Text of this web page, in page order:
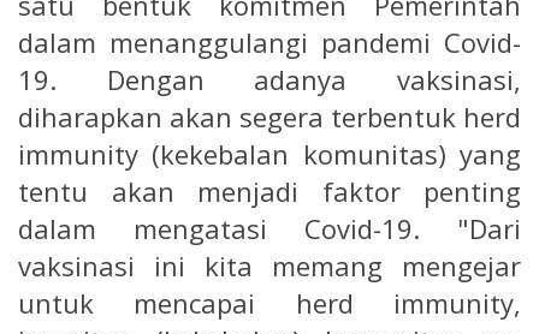
dalam menanggulangi pandemi Covid-
19. Dengan adanya vaksinasi,
diharapkan akan segera terbentuk herd
immunity (kekebalan komunitas) yang
tentu akan menjadi faktor penting
dalam mengatasi Covid-19. "Dari
vaksinasi ini kita memang mengejar
untuk mencapai herd immunity,